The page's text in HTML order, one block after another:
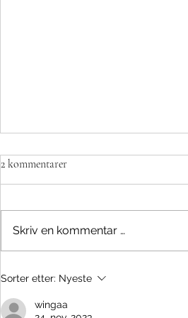
2 kommentarer
Skriv en kommentar …
Sorter etter: Nyeste
wingaa